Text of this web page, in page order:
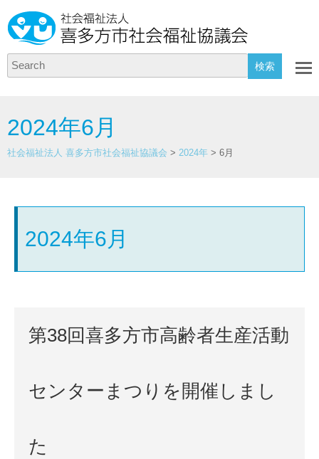
Search
2024年6月
社会福祉法人 喜多方市社会福祉協議会 > 2024年 > 6月
2024年6月
第38回喜多方市高齢者生産活動
センターまつりを開催しまし
た